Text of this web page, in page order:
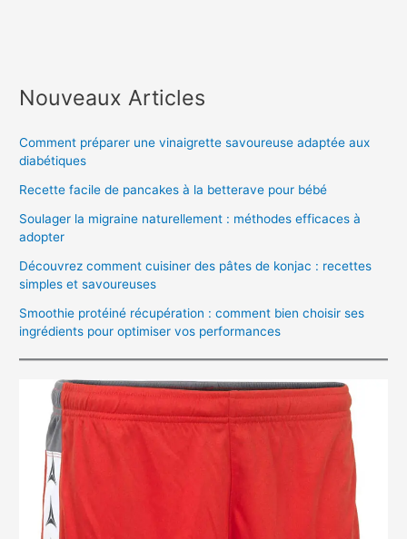
Nouveaux Articles
Comment préparer une vinaigrette savoureuse adaptée aux
diabétiques
Recette facile de pancakes à la betterave pour bébé
Soulager la migraine naturellement : méthodes efficaces à
adopter
Découvrez comment cuisiner des pâtes de konjac : recettes
simples et savoureuses
Smoothie protéiné récupération : comment bien choisir ses
ingrédients pour optimiser vos performances